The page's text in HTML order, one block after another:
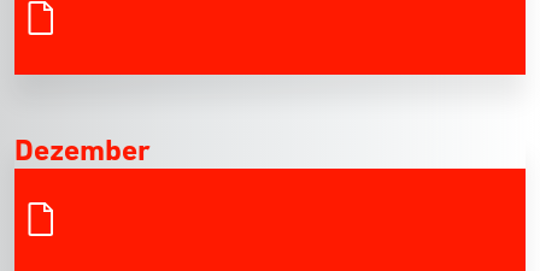
Dezember